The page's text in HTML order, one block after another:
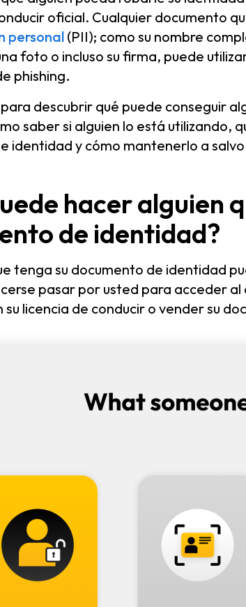
oficial. Cualquier documento
personal (PII); como su nombre
foto o incluso su firma, puede
phishing.
descubrir qué puede conseguir
saber si alguien lo está utilizando,
identidad y cómo mantenerlo a
hacer alguien
de identidad?
tenga su documento de identidad
pasar por usted para acceder
su licencia de conducir o vender su